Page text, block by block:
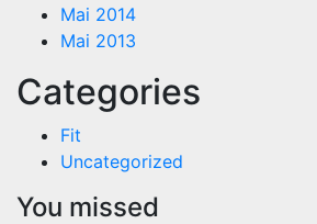
Mai 2014
Mai 2013
Categories
Fit
Uncategorized
You missed